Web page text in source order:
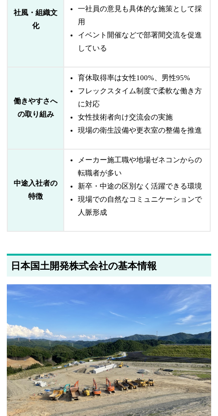
社風・組織文
化
一社員の意見も具体的な施策として採
用
イベント開催などで部署間交流を促進
している
働きやすさへ
の取り組み
育休取得率は女性100%、男性95%
フレックスタイム制度で柔軟な働き方
に対応
女性技術者向け交流会の実施
現場の衛生設備や更衣室の整備を推進
中途入社者の
特徴
メーカー施工職や地場ゼネコンからの
転職者が多い
新卒・中途の区別なく活躍できる環境
現場での自然なコミュニケーションで
人脈形成
日本国土開発株式会社の基本情報